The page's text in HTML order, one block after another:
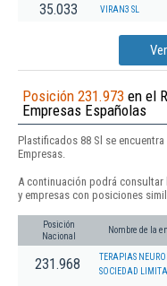
35.033 VIRAN3 SL
Posición 231.973 en el
Empresas Españolas
Plastificados 88 Sl se
Empresas.
A continuación podrá
y empresas con posiciones
Posición
Nacional
Nombre de la
231.968
TERAPIAS
SOCIEDAD